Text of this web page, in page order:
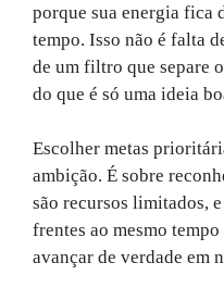
porque sua energia fica
tempo. Isso não é falta
de um filtro que separe
do que é só uma ideia
Escolher metas
ambição. É sobre
são recursos limitados,
frentes ao mesmo
avançar de verdade em